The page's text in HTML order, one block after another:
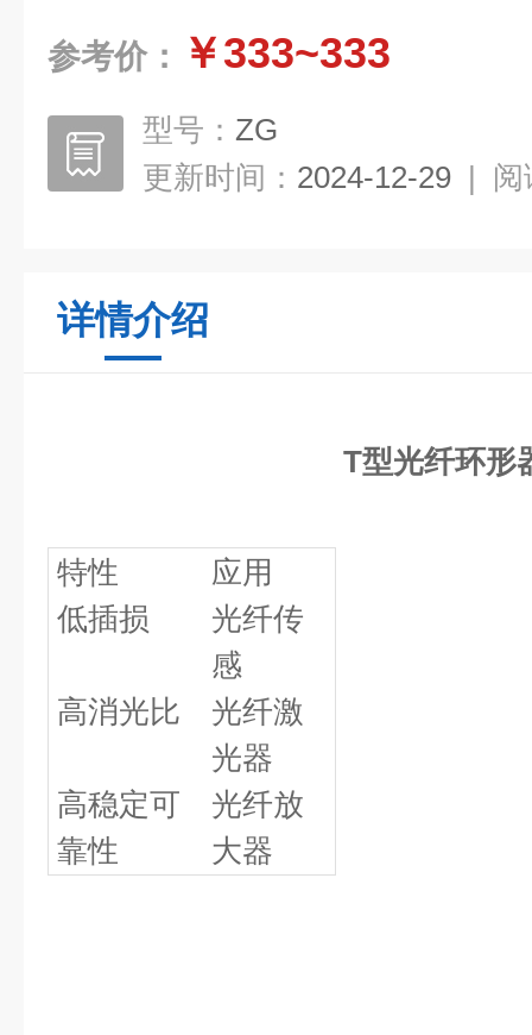
参考价： ￥333~333
型号： ZG
更新时间： 2024-12-29 | 阅
详情介绍
T型光纤环形
特性
应用
低插损
光纤传
感
高消光比
光纤激
光器
高稳定可
靠性
光纤放
大器